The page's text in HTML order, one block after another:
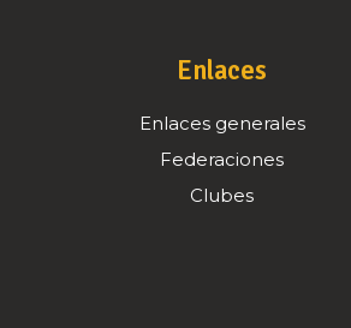
Enlaces
Enlaces generales
Federaciones
Clubes